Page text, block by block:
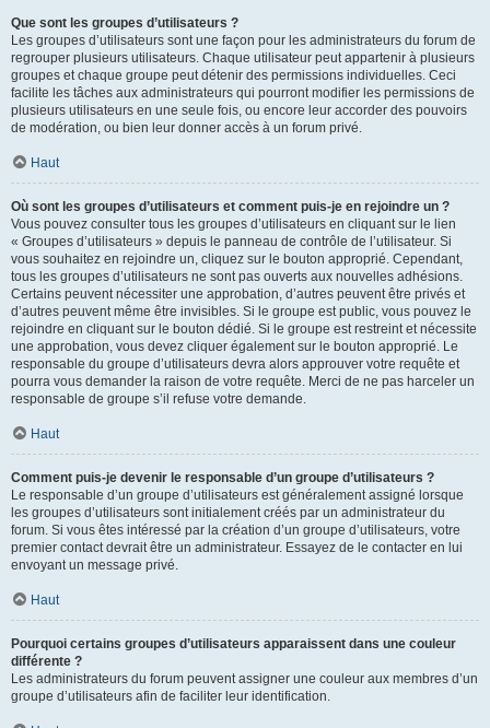
Que sont les groupes d’utilisateurs ?
Les groupes d’utilisateurs sont une façon pour les administrateurs du forum de
regrouper plusieurs utilisateurs. Chaque utilisateur peut appartenir à plusieurs
groupes et chaque groupe peut détenir des permissions individuelles. Ceci
facilite les tâches aux administrateurs qui pourront modifier les permissions de
plusieurs utilisateurs en une seule fois, ou encore leur accorder des pouvoirs
de modération, ou bien leur donner accès à un forum privé.
Haut
Où sont les groupes d’utilisateurs et comment puis-je en rejoindre un ?
Vous pouvez consulter tous les groupes d’utilisateurs en cliquant sur le lien
« Groupes d’utilisateurs » depuis le panneau de contrôle de l’utilisateur. Si
vous souhaitez en rejoindre un, cliquez sur le bouton approprié. Cependant,
tous les groupes d’utilisateurs ne sont pas ouverts aux nouvelles adhésions.
Certains peuvent nécessiter une approbation, d’autres peuvent être privés et
d’autres peuvent même être invisibles. Si le groupe est public, vous pouvez le
rejoindre en cliquant sur le bouton dédié. Si le groupe est restreint et nécessite
une approbation, vous devez cliquer également sur le bouton approprié. Le
responsable du groupe d’utilisateurs devra alors approuver votre requête et
pourra vous demander la raison de votre requête. Merci de ne pas harceler un
responsable de groupe s’il refuse votre demande.
Haut
Comment puis-je devenir le responsable d’un groupe d’utilisateurs ?
Le responsable d’un groupe d’utilisateurs est généralement assigné lorsque
les groupes d’utilisateurs sont initialement créés par un administrateur du
forum. Si vous êtes intéressé par la création d’un groupe d’utilisateurs, votre
premier contact devrait être un administrateur. Essayez de le contacter en lui
envoyant un message privé.
Haut
Pourquoi certains groupes d’utilisateurs apparaissent dans une couleur
différente ?
Les administrateurs du forum peuvent assigner une couleur aux membres d’un
groupe d’utilisateurs afin de faciliter leur identification.